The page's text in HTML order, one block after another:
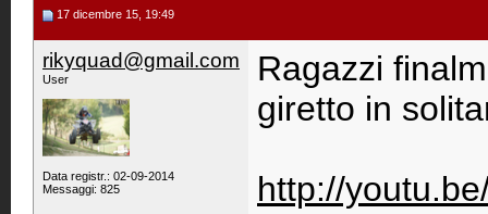
17 dicembre 15, 19:49
rikyquad@gmail.com
User
Data registr.: 02-09-2014
Messaggi: 825
Ragazzi
giretto in
http://